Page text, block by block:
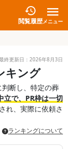
閲覧履歴メニュー
終更新日： 2026年8月3日
キング
断し、特定の葬
立で、PR枠は一切
れ、実際に依頼さ
ランキングについて